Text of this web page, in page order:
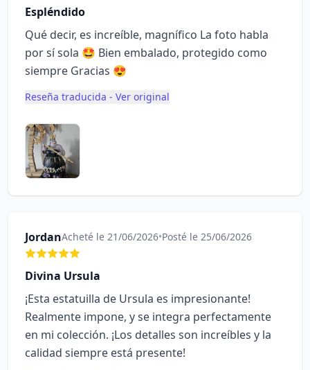
Espléndido
Qué decir, es increíble, magnífico La foto habla
por sí sola 🤩 Bien embalado, protegido como
siempre Gracias 😍
Reseña traducida - Ver original
JordanAcheté le 21/06/2026•Posté le 25/06/2026
Divina Ursula
¡Esta estatuilla de Ursula es impresionante!
Realmente impone, y se integra perfectamente
en mi colección. ¡Los detalles son increíbles y la
calidad siempre está presente!